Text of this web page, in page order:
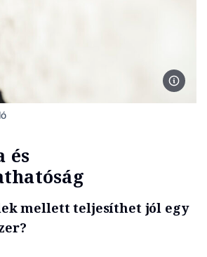
Radó
és
mellett teljesíthet jól egy